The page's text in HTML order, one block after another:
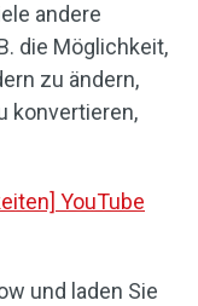
andere
die Möglichkeit,
zu ändern,
konvertieren,
YouTube
und laden Sie